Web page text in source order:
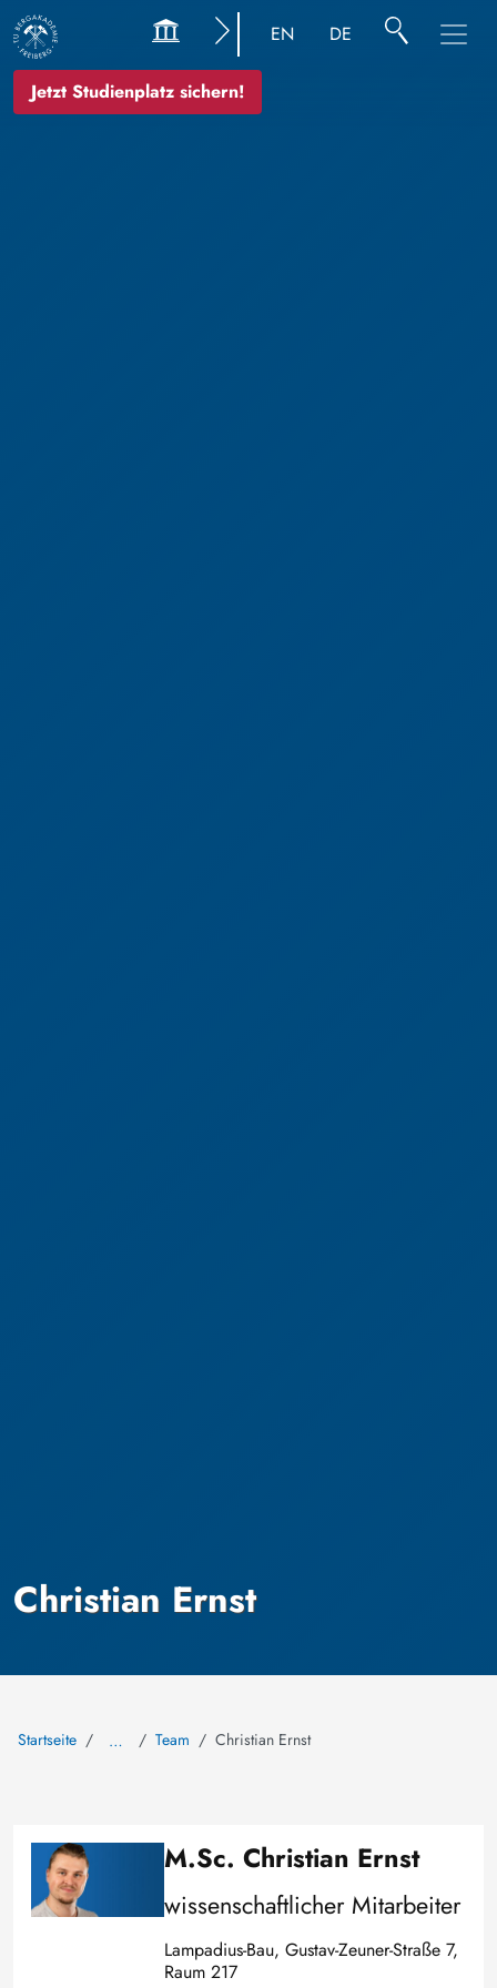
Jetzt Studienplatz sichern!
EN DE
Christian Ernst
Startseite … Team Christian Ernst
Bild M.Sc. Christian Ernst
wissenschaftlicher Mitarbeiter
Lampadius-Bau, Gustav-Zeuner-Straße 7,
Raum 217